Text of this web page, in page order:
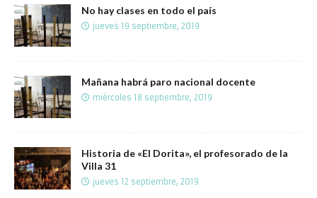
No hay clases en todo el país
jueves 19 septiembre, 2019
Mañana habrá paro nacional docente
miércoles 18 septiembre, 2019
Historia de «El Dorita», el profesorado de la
Villa 31
jueves 12 septiembre, 2019